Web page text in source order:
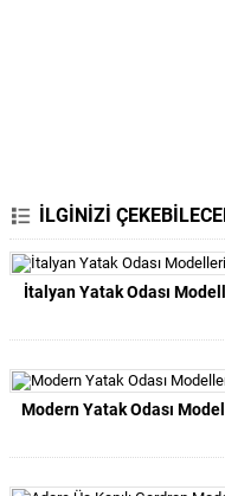
İLGİNİZİ
İtalyan Yatak Odası
Modern Yatak Odası